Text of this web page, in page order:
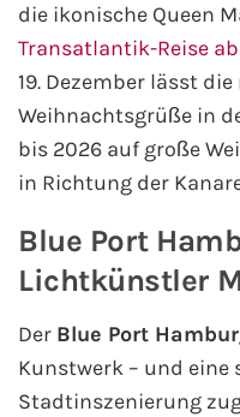
die ikonische Queen
Transatlantik-Reise
19. Dezember lässt die
Weihnachtsgrüße in
bis 2026 auf große
in Richtung der
Blue Port
Lichtkünstler
Der Blue Port
Kunstwerk – und eine
Stadtinszenierung